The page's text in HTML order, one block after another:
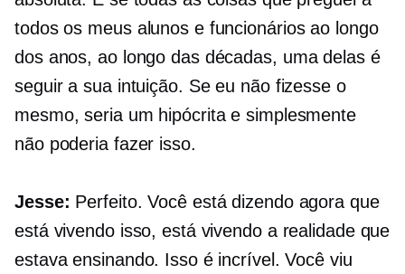
todos os meus alunos e funcionários ao longo
dos anos, ao longo das décadas, uma delas é
seguir a sua intuição. Se eu não fizesse o
mesmo, seria um hipócrita e simplesmente
não poderia fazer isso.
Jesse: Perfeito. Você está dizendo agora que
está vivendo isso, está vivendo a realidade que
estava ensinando. Isso é incrível. Você viu